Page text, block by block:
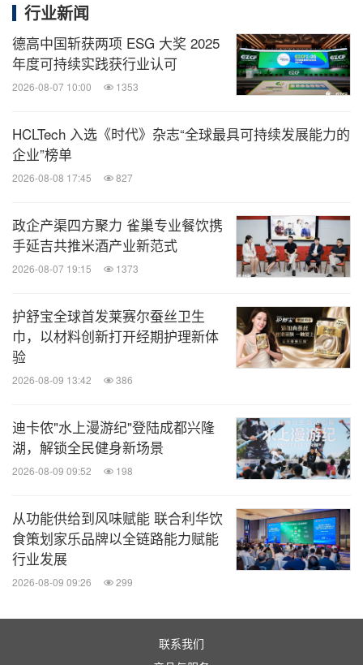
地区，累计开展超过500场活动。
员工敬业度保持较高水平，年度"YOU 员工满意度
调研"显示，员工参与率达到86%，其中员工敬业
度指数和公司赋能指数分别提升3分和7分。
"健达快乐运动"项目于2025年迎来成立20周年。该
项目已覆盖35个国家和地区的490多万名儿童，自
2005年启动以来累计惠及全球6000余万名儿童，
更多内容，请参阅费列罗集团2025《可持续发展报
关于费列罗集团
费列罗集团是全球知名的包装类甜食公司，旗下拥有
Rocher、的嗒（Tic Tac）等明星产品。
1946年，费列罗集团成立于意大利阿尔巴小镇
（Alba）。作为一家家族企业，费列罗集团至今已走
过80年发展历程，全球员工规模超过50,000人，业务
遍及170多个国家和地区。集团在传承深厚品牌积淀
和对品质坚定承诺的同时，持续推动产品和品类创
新，业务布局涵盖冰淇淋、饼干、烘焙食品、早餐谷
物以及蛋白棒等领域。在长期发展愿景的指引下，费
行业新闻
德高中国斩获两项 ESG 大奖 2025
年度可持续实践获行业认可
2026-08-07 10:00 1353
HCLTech 入选《时代》杂志“全球最具可持续发展能力的
企业”榜单
2026-08-08 17:45 827
政企产渠四方聚力 雀巢专业餐饮携
手延吉共推米酒产业新范式
2026-08-07 19:15 1373
护舒宝全球首发莱赛尔蚕丝卫生
巾，以材料创新打开经期护理新体
验
2026-08-09 13:42 386
迪卡侬"水上漫游纪"登陆成都兴隆
湖，解锁全民健身新场景
2026-08-09 09:52 198
从功能供给到风味赋能 联合利华饮
食策划家乐品牌以全链路能力赋能
行业发展
2026-08-09 09:26 299
联系我们